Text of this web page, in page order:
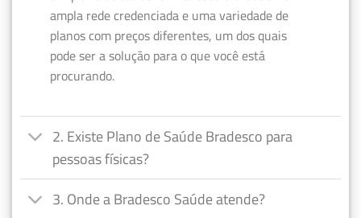
ampla rede credenciada e uma variedade de
planos com preços diferentes, um dos quais
pode ser a solução para o que você está
procurando.
2. Existe Plano de Saúde Bradesco para
pessoas físicas?
3. Onde a Bradesco Saúde atende?